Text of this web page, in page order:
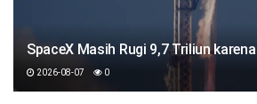
SpaceX Masih Rugi 9,7 Triliun
2026-08-07 0